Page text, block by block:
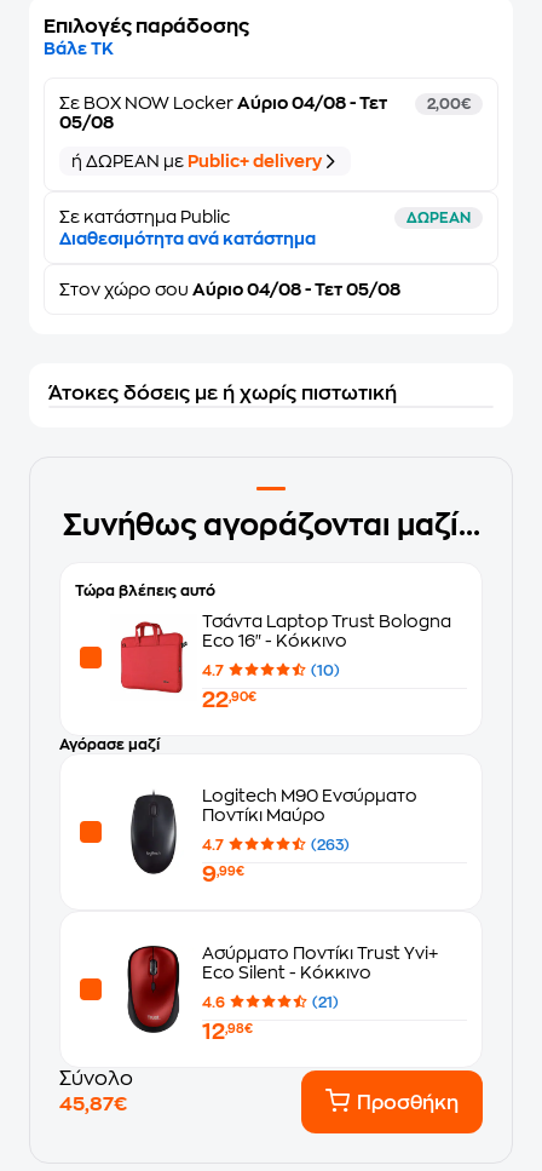
Επιλογές παράδοσης
Βάλε ΤΚ
Σε BOX NOW Locker Αύριο 04/08 - Τετ
05/08
2,00€
ή ΔΩΡΕΑΝ με Public+ delivery
Σε κατάστημα Public ΔΩΡΕΑΝ
Διαθεσιμότητα ανά κατάστημα
Στον χώρο σου Αύριο 04/08 - Τετ 05/08
Άτοκες δόσεις με ή χωρίς πιστωτική
Συνήθως αγοράζονται μαζί...
Τώρα βλέπεις αυτό
Τσάντα Laptop Trust Bologna
Eco 16" - Κόκκινο
4.7 (10)
22,90€
Αγόρασε μαζί
Logitech M90 Ενσύρματο
Ποντίκι Μαύρο
4.7 (263)
9,99€
Ασύρματο Ποντίκι Trust Yvi+
Eco Silent - Κόκκινο
4.6 (21)
12,98€
Σύνολο
45,87€
Προσθήκη